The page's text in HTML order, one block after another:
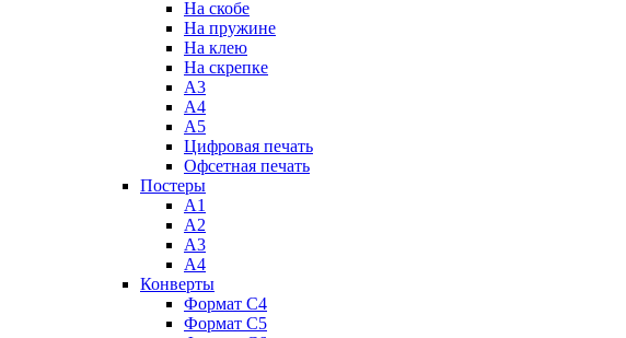
На скобе
На пружине
На клею
На скрепке
А3
А4
А5
Цифровая печать
Офсетная печать
Постеры
А1
А2
А3
А4
Конверты
Формат С4
Формат C5